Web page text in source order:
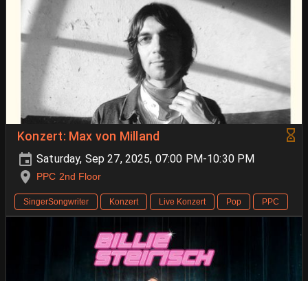
Konzert: Max von Milland
Saturday, Sep 27, 2025, 07:00 PM-10:30 PM
PPC 2nd Floor
SingerSongwriter Konzert Live Konzert Pop PPC